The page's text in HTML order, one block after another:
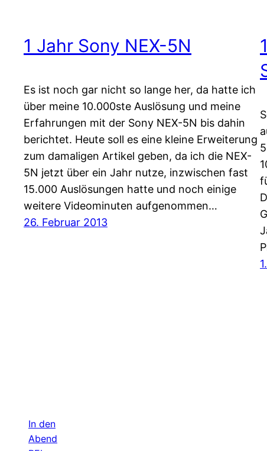
1 Jahr Sony NEX-5N
Es ist noch gar nicht so lange her, da hatte ich
über meine 10.000ste Auslösung und meine
Erfahrungen mit der Sony NEX-5N bis dahin
berichtet. Heute soll es eine kleine Erweiterung
zum damaligen Artikel geben, da ich die NEX-
5N jetzt über ein Jahr nutze, inzwischen fast
15.000 Auslösungen hatte und noch einige
weitere Videominuten aufgenommen…
26. Februar 2013
In den
Abend